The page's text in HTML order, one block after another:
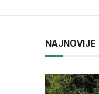
NAJNOVIJE